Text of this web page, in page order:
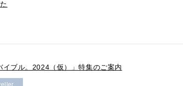
ブル。2024（仮）」特集のご案内